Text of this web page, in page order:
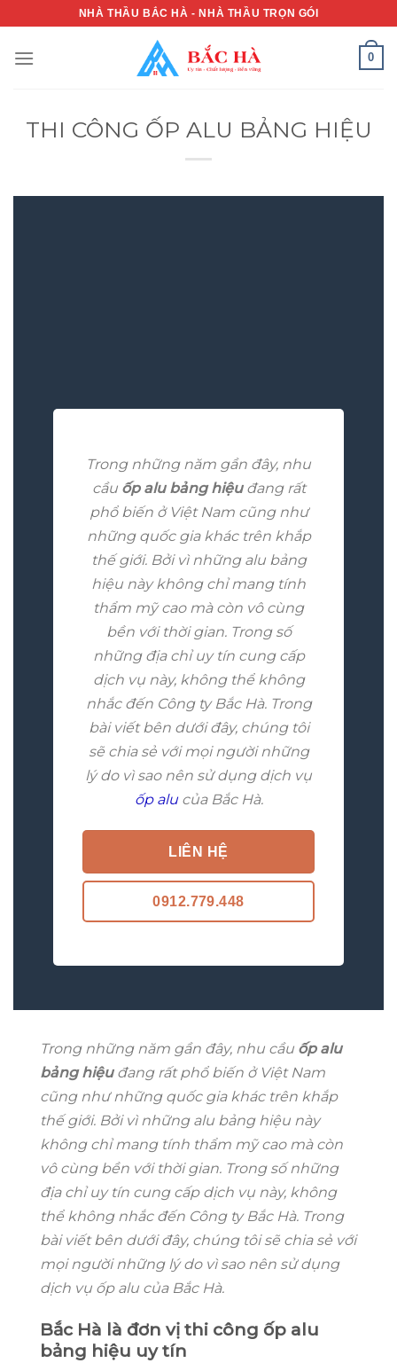
content
NHÀ THẦU BẮC HÀ - NHÀ THẦU TRỌN GÓI
0
THI CÔNG ỐP ALU BẢNG HIỆU
Trong những năm gần đây, nhu
cầu ốp alu bảng hiệuđang rất
phổ biến ở Việt Nam cũng như
những quốc gia khác trên khắp
thế giới. Bởi vì những alu bảng
hiệu này không chỉ mang tính
thẩm mỹ cao mà còn vô cùng
bền với thời gian. Trong số
những địa chỉ uy tín cung cấp
dịch vụ này, không thể không
nhắc đến Công ty Bắc Hà. Trong
bài viết bên dưới đây, chúng tôi
sẽ chia sẻ với mọi người những
lý do vì sao nên sử dụng dịch vụ
ốp alucủa Bắc Hà.
LIÊN HỆ
0912.779.448
Trong những năm gần đây, nhu cầu ốp alu
bảng hiệuđang rất phổ biến ở Việt Nam
cũng như những quốc gia khác trên khắp
thế giới. Bởi vì những alu bảng hiệu này
không chỉ mang tính thẩm mỹ cao mà còn
vô cùng bền với thời gian. Trong số những
địa chỉ uy tín cung cấp dịch vụ này, không
thể không nhắc đến Công ty Bắc Hà. Trong
bài viết bên dưới đây, chúng tôi sẽ chia sẻ với
mọi người những lý do vì sao nên sử dụng
dịch vụ ốp alu của Bắc Hà.
Bắc Hà là đơn vị thi công ốp alu
bảng hiệu uy tín